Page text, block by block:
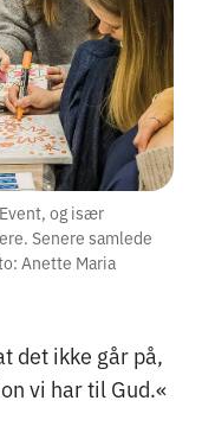
og især
Senere samlede
Anette Maria
det ikke går på,
vi har til Gud.«